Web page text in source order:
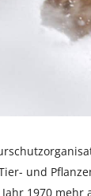
und
1970 mehr